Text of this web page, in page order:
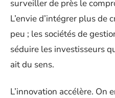
surveiller de près le
L’envie d’intégrer plus de
peu ; les sociétés de
séduire les investisseurs
ait du sens.
L’innovation accélère. On